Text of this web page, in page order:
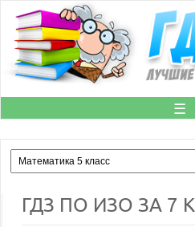
☰
ГДЗ ПО ИЗО ЗА 7